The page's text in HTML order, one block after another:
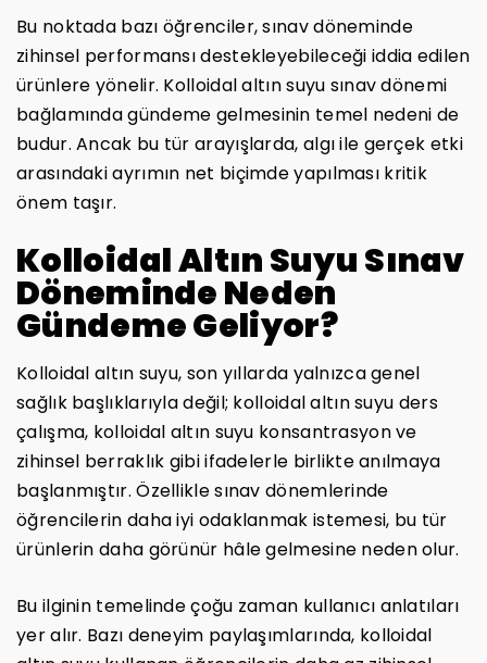
Bu noktada bazı öğrenciler, sınav döneminde
zihinsel performansı destekleyebileceği iddia edilen
ürünlere yönelir. Kolloidal altın suyu sınav dönemi
bağlamında gündeme gelmesinin temel nedeni de
budur. Ancak bu tür arayışlarda, algı ile gerçek etki
arasındaki ayrımın net biçimde yapılması kritik
önem taşır.
Kolloidal Altın Suyu Sınav
Döneminde Neden
Gündeme Geliyor?
Kolloidal altın suyu, son yıllarda yalnızca genel
sağlık başlıklarıyla değil; kolloidal altın suyu ders
çalışma, kolloidal altın suyu konsantrasyon ve
zihinsel berraklık gibi ifadelerle birlikte anılmaya
başlanmıştır. Özellikle sınav dönemlerinde
öğrencilerin daha iyi odaklanmak istemesi, bu tür
ürünlerin daha görünür hâle gelmesine neden olur.
Bu ilginin temelinde çoğu zaman kullanıcı anlatıları
yer alır. Bazı deneyim paylaşımlarında, kolloidal